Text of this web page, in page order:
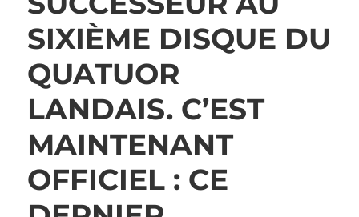
SIXIÈME DISQUE DU
QUATUOR
LANDAIS. C’EST
MAINTENANT
OFFICIEL : CE